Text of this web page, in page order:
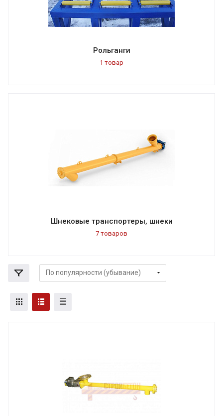
Рольганги
1 товар
Шнековые транспортеры, шнеки
7 товаров